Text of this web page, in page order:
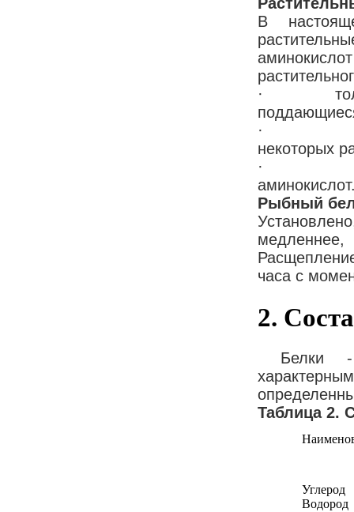
В
· толстые
·
некоторых
·
Рыбный
часа с
2.
Белки -
Таблица 2.
Углерод
Водород